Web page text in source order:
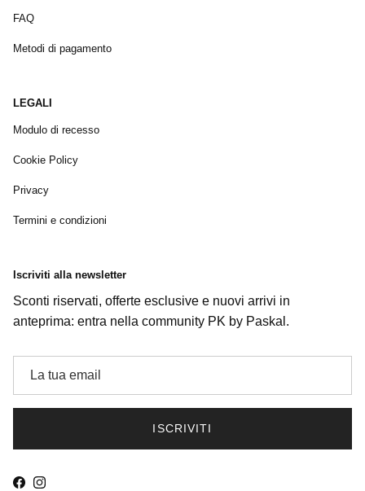
FAQ
Metodi di pagamento
LEGALI
Modulo di recesso
Cookie Policy
Privacy
Termini e condizioni
Iscriviti alla newsletter
Sconti riservati, offerte esclusive e nuovi arrivi in
anteprima: entra nella community PK by Paskal.
ISCRIVITI
Facebook
Instagram